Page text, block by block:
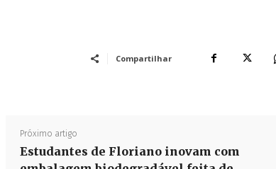
Compartilhar
Próximo artigo
Estudantes de Floriano inovam com